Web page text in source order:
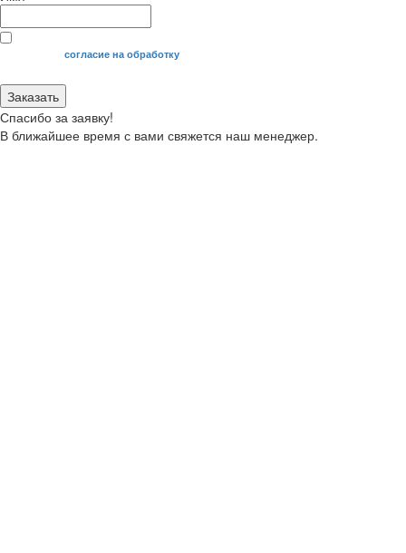
Я даю своесогласие на обработку
Заказать
Спасибо за заявку!
В ближайшее время с вами свяжется наш менеджер.